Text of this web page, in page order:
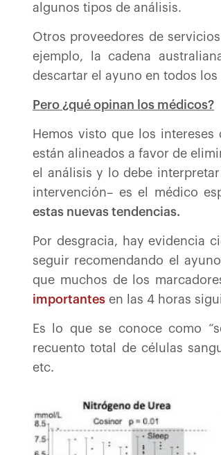
algunos tipos de análisis.
Otros proveedores de
ejemplo, la cadena
descartar el ayuno en todos
Pero ¿qué opinan los médicos?
Hemos visto que los
están alineados a favor de
el análisis y lo debe
intervención– es el médico
estas nuevas tendencias.
Por desgracia, hay evidencia
seguir recomendando el
que muchos de los
importantes en las 4 horas
Es lo que se conoce como
recuento total de células
etc.